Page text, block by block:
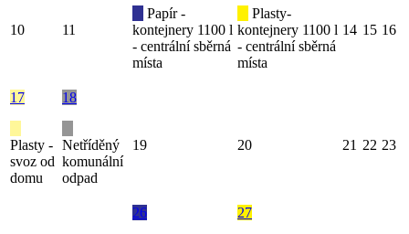
10 11
Papír -
kontejnery 1100 l
- centrální sběrná
místa
Plasty-
kontejnery 1100 l
- centrální sběrná
místa
14 15 16
17
Plasty -
svoz od
domu
18
Netříděný
komunální
odpad
19 20 21 22 23
26
27